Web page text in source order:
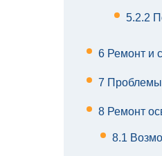
5.2.2
6 Ремонт и
7
8 Ремонт
8.1